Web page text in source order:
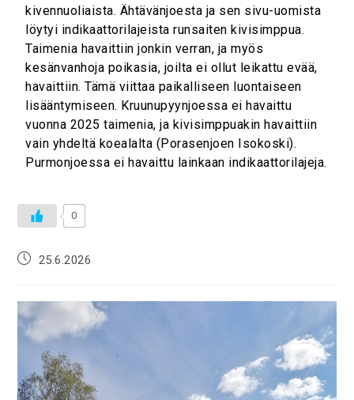
kivennuoliaista. Ähtävänjoesta ja sen sivu-uomista
löytyi indikaattorilajeista runsaiten kivisimppua.
Taimenia havaittiin jonkin verran, ja myös
kesänvanhoja poikasia, joilta ei ollut leikattu evää,
havaittiin. Tämä viittaa paikalliseen luontaiseen
lisääntymiseen. Kruunupyynjoessa ei havaittu
vuonna 2025 taimenia, ja kivisimppuakin havaittiin
vain yhdeltä koealalta (Porasenjoen Isokoski).
Purmonjoessa ei havaittu lainkaan indikaattorilajeja.
0
25.6.2026